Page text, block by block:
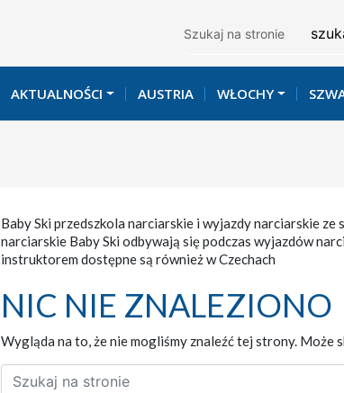
Szukaj
AKTUALNOŚCI AUSTRIA WŁOCHY
Baby Ski przedszkola narciarskie i wyjazdy narciarskie
narciarskie Baby Ski odbywają się podczas wyjazdów
instruktorem dostępne są również w Czechach
NIC NIE ZNALEZIONO
Wygląda na to, że nie mogliśmy znaleźć tej strony. Może
Szukaj